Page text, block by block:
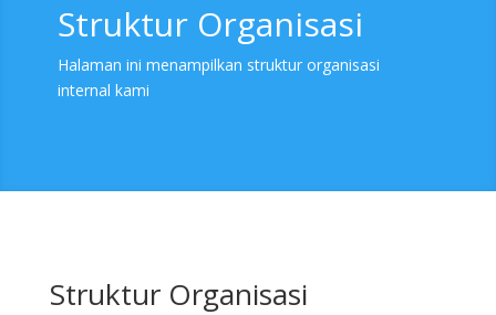
Struktur Organisasi
Halaman ini menampilkan struktur organisasi
internal kami
Struktur Organisasi